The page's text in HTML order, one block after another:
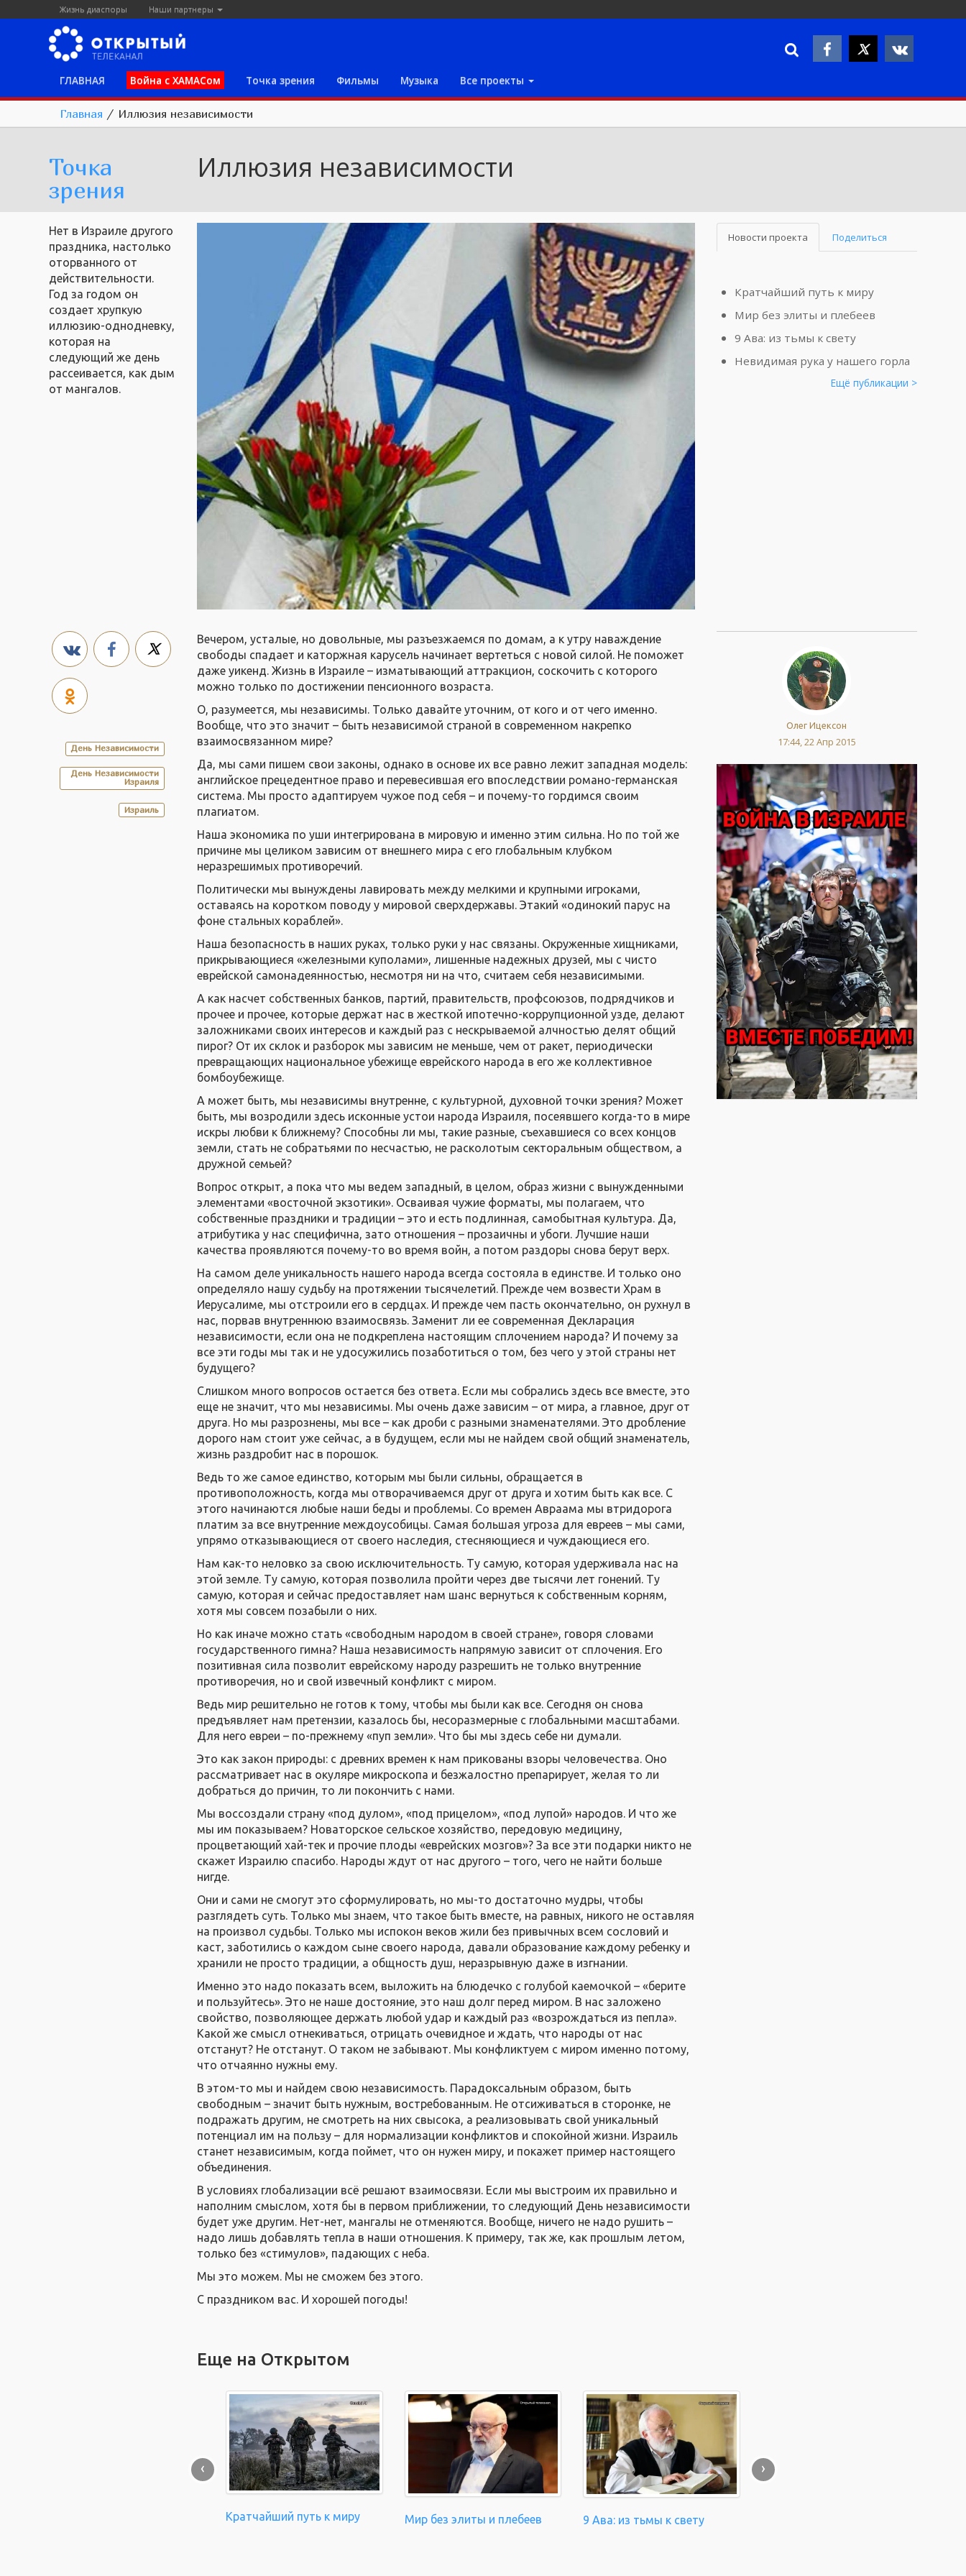
Жизнь диаспоры Наши партнеры
ГЛАВНАЯ Война с ХАМАСом Точка зрения Фильмы Музыка Все проекты
Главная / Иллюзия независимости
Точка
зрения
Иллюзия независимости
Нет в Израиле другого
праздника, настолько
оторванного от
действительности.
Год за годом он
создает хрупкую
иллюзию-однодневку,
которая на
следующий же день
рассеивается, как дым
от мангалов.
Новости проекта Поделиться
Кратчайший путь к миру
Мир без элиты и плебеев
9 Ава: из тьмы к свету
Невидимая рука у нашего горла
Ещё публикации >
День Независимости
День Независимости
Израиля
Израиль
Вечером, усталые, но довольные, мы разъезжаемся по домам, а к утру наваждение
свободы спадает и каторжная карусель начинает вертеться с новой силой. Не поможет
даже уикенд. Жизнь в Израиле – изматывающий аттракцион, соскочить с которого
можно только по достижении пенсионного возраста.
О, разумеется, мы независимы. Только давайте уточним, от кого и от чего именно.
Вообще, что это значит – быть независимой страной в современном накрепко
взаимосвязанном мире?
Да, мы сами пишем свои законы, однако в основе их все равно лежит западная модель:
английское прецедентное право и перевесившая его впоследствии романо-германская
система. Мы просто адаптируем чужое под себя – и почему-то гордимся своим
плагиатом.
Наша экономика по уши интегрирована в мировую и именно этим сильна. Но по той же
причине мы целиком зависим от внешнего мира с его глобальным клубком
неразрешимых противоречий.
Политически мы вынуждены лавировать между мелкими и крупными игроками,
оставаясь на коротком поводу у мировой сверхдержавы. Этакий «одинокий парус на
фоне стальных кораблей».
Наша безопасность в наших руках, только руки у нас связаны. Окруженные хищниками,
прикрывающиеся «железными куполами», лишенные надежных друзей, мы с чисто
еврейской самонадеянностью, несмотря ни на что, считаем себя независимыми.
А как насчет собственных банков, партий, правительств, профсоюзов, подрядчиков и
прочее и прочее, которые держат нас в жесткой ипотечно-коррупционной узде, делают
заложниками своих интересов и каждый раз с нескрываемой алчностью делят общий
пирог? От их склок и разборок мы зависим не меньше, чем от ракет, периодически
превращающих национальное убежище еврейского народа в его же коллективное
бомбоубежище.
А может быть, мы независимы внутренне, с культурной, духовной точки зрения? Может
быть, мы возродили здесь исконные устои народа Израиля, посеявшего когда-то в мире
искры любви к ближнему? Способны ли мы, такие разные, съехавшиеся со всех концов
земли, стать не собратьями по несчастью, не расколотым секторальным обществом, а
дружной семьей?
Вопрос открыт, а пока что мы ведем западный, в целом, образ жизни с вынужденными
элементами «восточной экзотики». Осваивая чужие форматы, мы полагаем, что
собственные праздники и традиции – это и есть подлинная, самобытная культура. Да,
атрибутика у нас специфична, зато отношения – прозаичны и убоги. Лучшие наши
качества проявляются почему-то во время войн, а потом раздоры снова берут верх.
На самом деле уникальность нашего народа всегда состояла в единстве. И только оно
определяло нашу судьбу на протяжении тысячелетий. Прежде чем возвести Храм в
Иерусалиме, мы отстроили его в сердцах. И прежде чем пасть окончательно, он рухнул в
нас, порвав внутреннюю взаимосвязь. Заменит ли ее современная Декларация
независимости, если она не подкреплена настоящим сплочением народа? И почему за
все эти годы мы так и не удосужились позаботиться о том, без чего у этой страны нет
будущего?
Слишком много вопросов остается без ответа. Если мы собрались здесь все вместе, это
еще не значит, что мы независимы. Мы очень даже зависим – от мира, а главное, друг от
друга. Но мы разрознены, мы все – как дроби с разными знаменателями. Это дробление
дорого нам стоит уже сейчас, а в будущем, если мы не найдем свой общий знаменатель,
жизнь раздробит нас в порошок.
Ведь то же самое единство, которым мы были сильны, обращается в
противоположность, когда мы отворачиваемся друг от друга и хотим быть как все. С
этого начинаются любые наши беды и проблемы. Со времен Авраама мы втридорога
платим за все внутренние междоусобицы. Самая большая угроза для евреев – мы сами,
упрямо отказывающиеся от своего наследия, стесняющиеся и чуждающиеся его.
Нам как-то неловко за свою исключительность. Ту самую, которая удерживала нас на
этой земле. Ту самую, которая позволила пройти через две тысячи лет гонений. Ту
самую, которая и сейчас предоставляет нам шанс вернуться к собственным корням,
хотя мы совсем позабыли о них.
Но как иначе можно стать «свободным народом в своей стране», говоря словами
государственного гимна? Наша независимость напрямую зависит от сплочения. Его
позитивная сила позволит еврейскому народу разрешить не только внутренние
противоречия, но и свой извечный конфликт с миром.
Ведь мир решительно не готов к тому, чтобы мы были как все. Сегодня он снова
предъявляет нам претензии, казалось бы, несоразмерные с глобальными масштабами.
Для него евреи – по-прежнему «пуп земли». Что бы мы здесь себе ни думали.
Это как закон природы: с древних времен к нам прикованы взоры человечества. Оно
рассматривает нас в окуляре микроскопа и безжалостно препарирует, желая то ли
добраться до причин, то ли покончить с нами.
Мы воссоздали страну «под дулом», «под прицелом», «под лупой» народов. И что же
мы им показываем? Новаторское сельское хозяйство, передовую медицину,
процветающий хай-тек и прочие плоды «еврейских мозгов»? За все эти подарки никто не
скажет Израилю спасибо. Народы ждут от нас другого – того, чего не найти больше
нигде.
Они и сами не смогут это сформулировать, но мы-то достаточно мудры, чтобы
разглядеть суть. Только мы знаем, что такое быть вместе, на равных, никого не оставляя
на произвол судьбы. Только мы испокон веков жили без привычных всем сословий и
каст, заботились о каждом сыне своего народа, давали образование каждому ребенку и
хранили не просто традиции, а общность душ, неразрывную даже в изгнании.
Именно это надо показать всем, выложить на блюдечко с голубой каемочкой – «берите
и пользуйтесь». Это не наше достояние, это наш долг перед миром. В нас заложено
свойство, позволяющее держать любой удар и каждый раз «возрождаться из пепла».
Какой же смысл отнекиваться, отрицать очевидное и ждать, что народы от нас
отстанут? Не отстанут. О таком не забывают. Мы конфликтуем с миром именно потому,
что отчаянно нужны ему.
В этом-то мы и найдем свою независимость. Парадоксальным образом, быть
свободным – значит быть нужным, востребованным. Не отсиживаться в сторонке, не
подражать другим, не смотреть на них свысока, а реализовывать свой уникальный
потенциал им на пользу – для нормализации конфликтов и спокойной жизни. Израиль
станет независимым, когда поймет, что он нужен миру, и покажет пример настоящего
объединения.
В условиях глобализации всё решают взаимосвязи. Если мы выстроим их правильно и
наполним смыслом, хотя бы в первом приближении, то следующий День независимости
будет уже другим. Нет-нет, мангалы не отменяются. Вообще, ничего не надо рушить –
надо лишь добавлять тепла в наши отношения. К примеру, так же, как прошлым летом,
только без «стимулов», падающих с неба.
Мы это можем. Мы не сможем без этого.
С праздником вас. И хорошей погоды!
Олег Ицексон
17:44, 22 Апр 2015
Еще на Открытом
Кратчайший путь к миру Мир без элиты и плебеев 9 Ава: из тьмы к свету
‹ ›